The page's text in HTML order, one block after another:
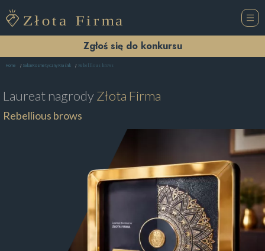
Zgłoś się do konkursu
Home Salon Kosmetyczny Kraśnik Rebellious brows
Laureat nagrodyZłota Firma
Rebellious brows